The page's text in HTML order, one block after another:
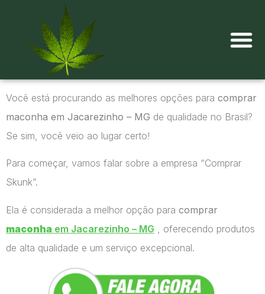
Você está procurando as melhores opções para comprar
maconha em Jacarezinho – MG de qualidade no Brasil?
Se sim, você veio ao lugar certo!
Para começar, vamos falar sobre a empresa “Comprar
Skunk”.
Ela é considerada a melhor opção para comprar
maconha em Jacarezinho – MG , oferecendo produtos
de alta qualidade e um serviço excepcional.